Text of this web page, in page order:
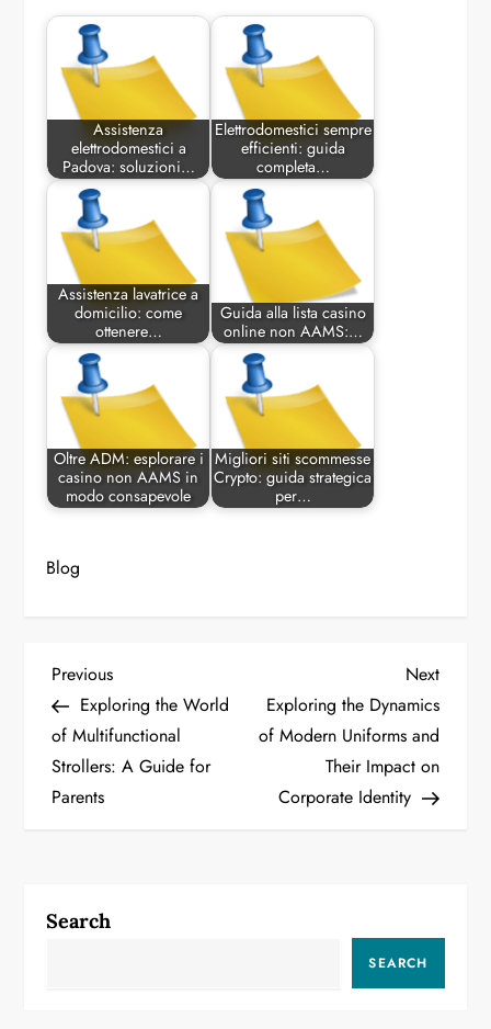
Assistenza
elettrodomestici a
Padova: soluzioni…
Elettrodomestici sempre
efficienti: guida
completa…
Assistenza lavatrice a
domicilio: come
ottenere…
Guida alla lista casino
online non AAMS:…
Oltre ADM: esplorare i
casino non AAMS in
modo consapevole
Migliori siti scommesse
Crypto: guida strategica
per…
Blog
P
o
s
a
Previous
Post
Previous
Exploring the World
of Multifunctional
Strollers: A Guide for
Parents
Next
Post
Next
Exploring the Dynamics
of Modern Uniforms and
Their Impact on
Corporate Identity
Search
SEARCH